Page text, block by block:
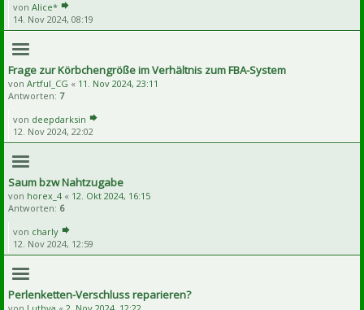
von Alice*
14. Nov 2024, 08:19
Frage zur Körbchengröße im Verhältnis zum FBA-System
von Artful_CG « 11. Nov 2024, 23:11
Antworten: 7
von deepdarksin
12. Nov 2024, 22:02
Saum bzw Nahtzugabe
von horex_4 « 12. Okt 2024, 16:15
Antworten: 6
von charly
12. Nov 2024, 12:59
Perlenketten-Verschluss reparieren?